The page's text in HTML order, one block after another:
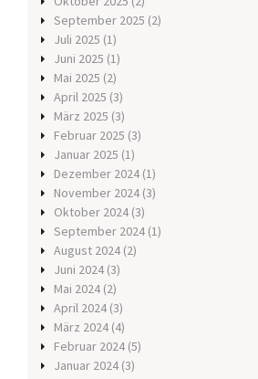
September 2025 (2)
Juli 2025 (1)
Juni 2025 (1)
Mai 2025 (2)
April 2025 (3)
März 2025 (3)
Februar 2025 (3)
Januar 2025 (1)
Dezember 2024 (1)
November 2024 (3)
Oktober 2024 (3)
September 2024 (1)
August 2024 (2)
Juni 2024 (3)
Mai 2024 (2)
April 2024 (3)
März 2024 (4)
Februar 2024 (5)
Januar 2024 (3)